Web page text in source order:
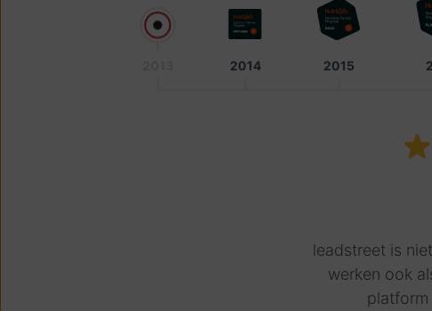
leadstreet is
werken ook
platform